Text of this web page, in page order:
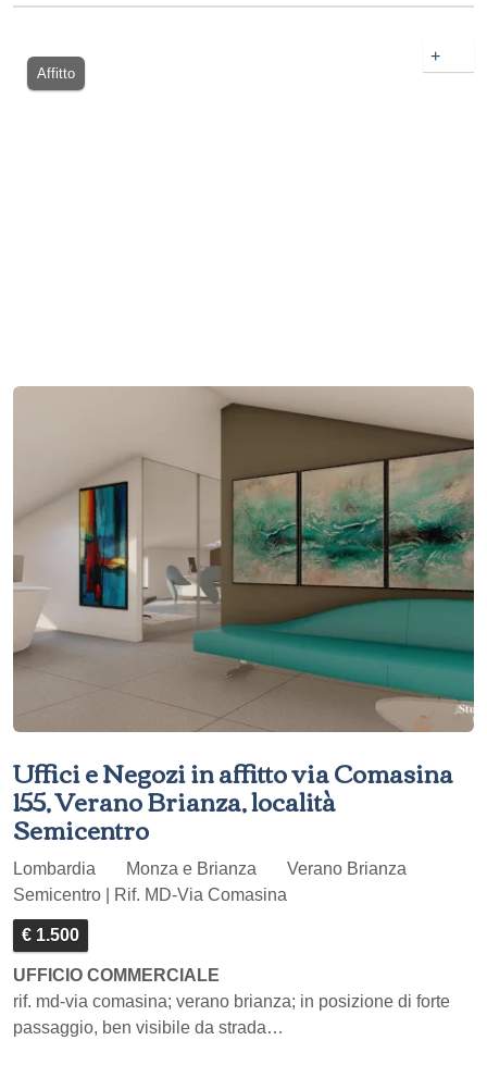
Affitto
+
Uffici e Negozi in affitto via Comasina
155, Verano Brianza, località
Semicentro
Lombardia Monza e Brianza
Verano Brianza
Semicentro | Rif. MD-Via Comasina
€ 1.500
UFFICIO COMMERCIALE
rif. md-via comasina; verano brianza; in posizione di forte
passaggio, ben visibile da strada…